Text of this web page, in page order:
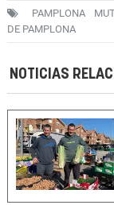
PAMPLONA
DE PAMPLONA
NOTICIAS